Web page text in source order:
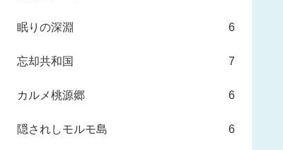
眠りの深淵 6
忘却共和国 7
カルメ桃源郷 6
隠されしモルモ島 6